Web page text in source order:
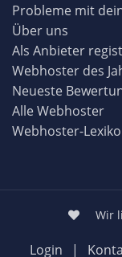
Probleme mit
Über uns
Als Anbieter
Webhoster des
Neueste
Alle Webhoster
Webhoster-
Wir
Login |